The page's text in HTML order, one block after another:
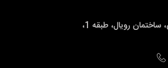
تهران، اقدسیه، نرسیده به لنگری، ساختمان رویال، طبقه 1،